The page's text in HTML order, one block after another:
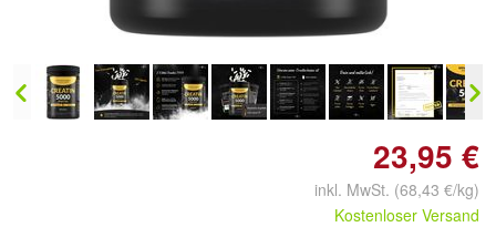
23,95 €
inkl. MwSt. (68,43 €/kg)
Kostenloser Versand